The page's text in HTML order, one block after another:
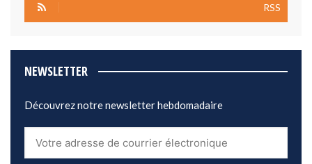
RSS
NEWSLETTER
Découvrez notre newsletter hebdomadaire